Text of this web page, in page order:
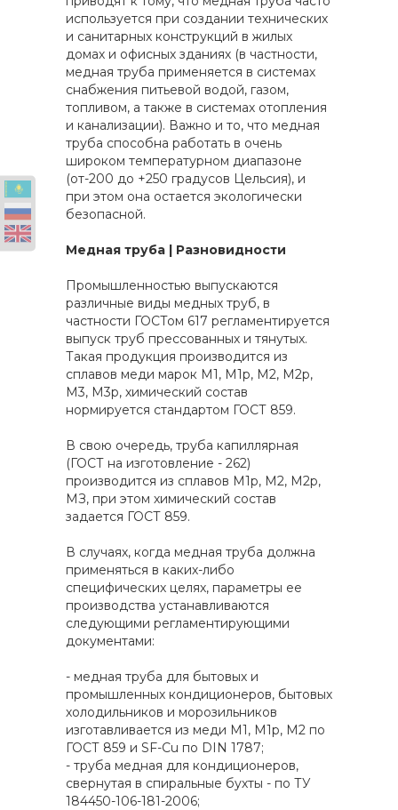
используется при создании технических
и санитарных конструкций в жилых
домах и офисных зданиях (в частности,
медная труба применяется в системах
снабжения питьевой водой, газом,
топливом, а также в системах отопления
и канализации). Важно и то, что медная
труба способна работать в очень
широком температурном диапазоне
(от-200 до +250 градусов Цельсия), и
при этом она остается экологически
безопасной.
Медная труба | Разновидности
Промышленностью выпускаются
различные виды медных труб, в
частности ГОСТом 617 регламентируется
выпуск труб прессованных и тянутых.
Такая продукция производится из
сплавов меди марок М1, М1p, М2, М2p,
М3, М3p, химический состав
нормируется стандартом ГОСТ 859.
В свою очередь, труба капиллярная
(ГОСТ на изготовление - 262)
производится из сплавов М1р, М2, М2р,
МЗ, при этом химический состав
задается ГОСТ 859.
В случаях, когда медная труба должна
применяться в каких-либо
специфических целях, параметры ее
производства устанавливаются
следующими регламентирующими
документами:
- медная труба для бытовых и
промышленных кондиционеров, бытовых
холодильников и морозильников
изготавливается из меди М1, М1p, М2 по
ГОСТ 859 и SF-Cu по DIN 1787;
- труба медная для кондиционеров,
свернутая в спиральные бухты - по ТУ
184450-106-181-2006;